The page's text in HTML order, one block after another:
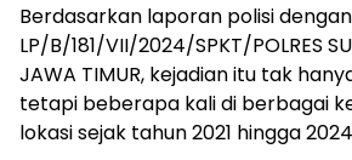
Berdasarkan laporan polisi
LP/B/181/VII/2024/SPKT/POLRES
JAWA TIMUR, kejadian itu tak
tetapi beberapa kali di berbagai
lokasi sejak tahun 2021 hingga